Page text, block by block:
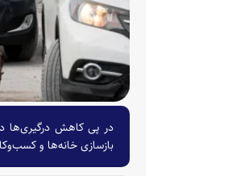
در پی کاهش درگیری‌ها در
بازسازی خانه‌ها و